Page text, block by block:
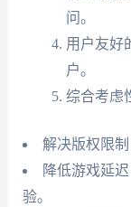
问。
用户友好
户。
综合考虑
解决版权限制
降低游戏延
验。